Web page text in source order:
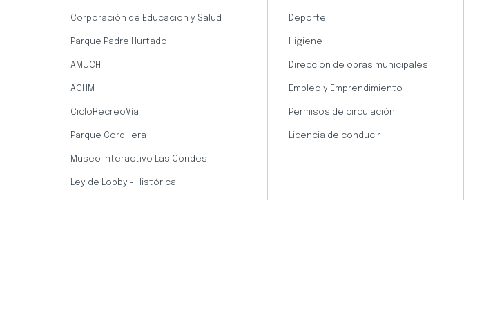
Corporación de Educación y Salud
Parque Padre Hurtado
AMUCH
ACHM
CicloRecreoVía
Parque Cordillera
Museo Interactivo Las Condes
Ley de Lobby - Histórica
Deporte
Higiene
Dirección de obras municipales
Empleo y Emprendimiento
Permisos de circulación
Licencia de conducir